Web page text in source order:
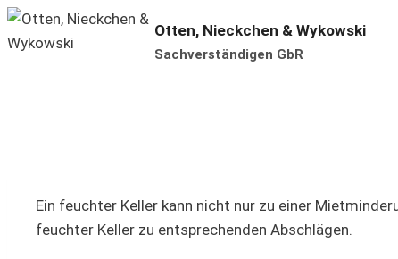
Zum
Inhalt
Otten, Nieckchen & Wykowski
Sachverständigen GbR
Ein feuchter Keller kann nicht nur zu einer
feuchter Keller zu entsprechenden Abschlägen.